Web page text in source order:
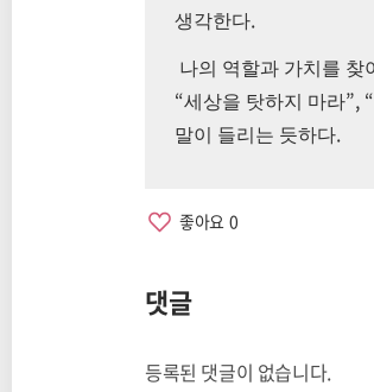
생각한다.
나의 역할과 가치를 찾
“세상을 탓하지 마라”, “
말이 들리는 듯하다.
좋아요 0
댓글
등록된 댓글이 없습니다.